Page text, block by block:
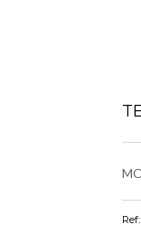
Ref: